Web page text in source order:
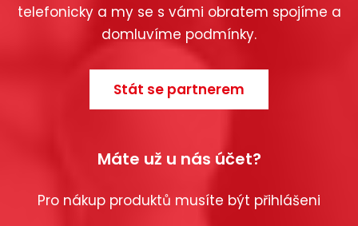
telefonicky a my se s vámi obratem spojíme a
domluvíme podmínky.
Stát se partnerem
Máte už u nás účet?
Pro nákup produktů musíte být přihlášeni